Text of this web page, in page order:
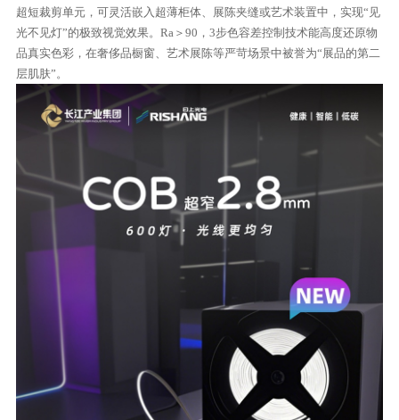
超短裁剪单元，可灵活嵌入超薄柜体、展陈夹缝或艺术装置中，实现“见
光不见灯”的极致视觉效果。Ra＞90，3步色容差控制技术能高度还原物
品真实色彩，在奢侈品橱窗、艺术展陈等严苛场景中被誉为“展品的第二
层肌肤”。